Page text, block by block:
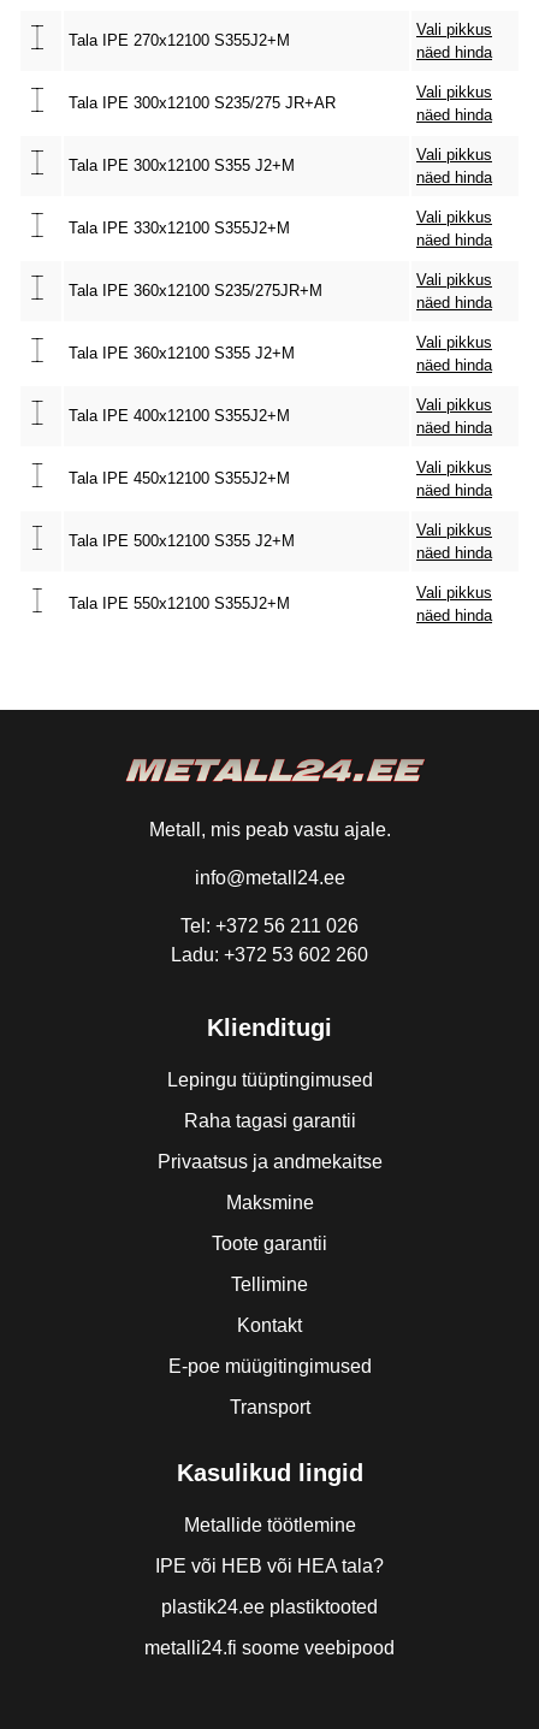
Tala IPE 270x12100 S355J2+M
Vali pikkus
näed hinda
Tala IPE 300x12100 S235/275 JR+AR
Vali pikkus
näed hinda
Tala IPE 300x12100 S355 J2+M
Vali pikkus
näed hinda
Tala IPE 330x12100 S355J2+M
Vali pikkus
näed hinda
Tala IPE 360x12100 S235/275JR+M
Vali pikkus
näed hinda
Tala IPE 360x12100 S355 J2+M
Vali pikkus
näed hinda
Tala IPE 400x12100 S355J2+M
Vali pikkus
näed hinda
Tala IPE 450x12100 S355J2+M
Vali pikkus
näed hinda
Tala IPE 500x12100 S355 J2+M
Vali pikkus
näed hinda
Tala IPE 550x12100 S355J2+M
Vali pikkus
näed hinda
Metall, mis peab vastu ajale.
info@metall24.ee
Tel: +372 56 211 026
Ladu: +372 53 602 260
Klienditugi
Lepingu tüüptingimused
Raha tagasi garantii
Privaatsus ja andmekaitse
Maksmine
Toote garantii
Tellimine
Kontakt
E-poe müügitingimused
Transport
Kasulikud lingid
Metallide töötlemine
IPE või HEB või HEA tala?
plastik24.ee plastiktooted
metalli24.fi soome veebipood